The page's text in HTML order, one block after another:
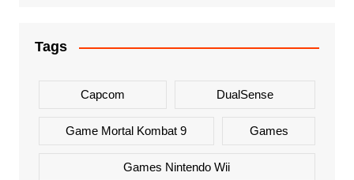
Tags
Capcom DualSense
Game Mortal Kombat 9 Games
Games Nintendo Wii